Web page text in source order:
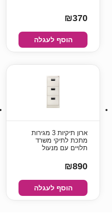
₪370
הוסף לעגלה
ארון תיקיות 3 מגירות
מתכת לתיקי משרד
תלויים עם מנעול
₪890
הוסף לעגלה